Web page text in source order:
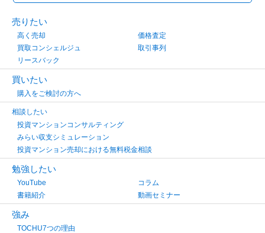
売りたい
高く売却
価格査定
買取コンシェルジュ
取引事列
リースバック
買いたい
購入をご検討の方へ
相談したい
投資マンションコンサルティング
みらい収支シミュレーション
投資マンション売却における無料税金相談
勉強したい
YouTube
コラム
書籍紹介
動画セミナー
強み
TOCHU7つの理由